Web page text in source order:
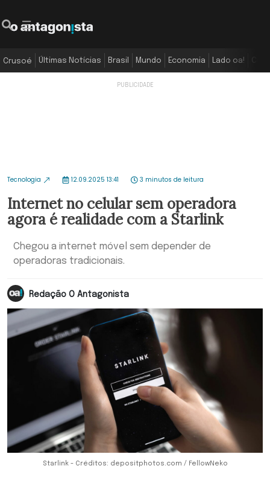
Crusoé Últimas Notícias Brasil Mundo Economia Lado oa!
Tecnologia 12.09.2025 13:41 3 minutos de leitura
Internet no celular sem operadora
agora é realidade com a Starlink
Chegou a internet móvel sem depender de
operadoras tradicionais.
Redação O Antagonista
Starlink - Créditos: depositphotos.com / FellowNeko